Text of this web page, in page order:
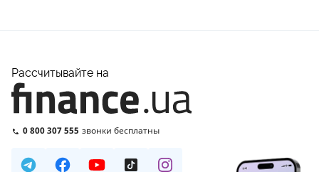
Рассчитывайте на
0 800 307 555 звонки бесплатны